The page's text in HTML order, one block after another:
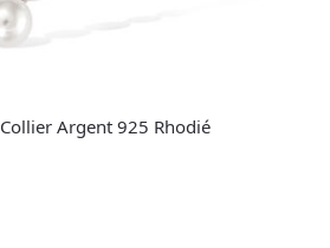
Collier Argent 925 Rhodié